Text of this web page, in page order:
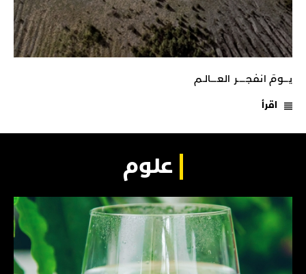
يـــومَ انفجـــــر العــــالـم
اقرأ
علوم